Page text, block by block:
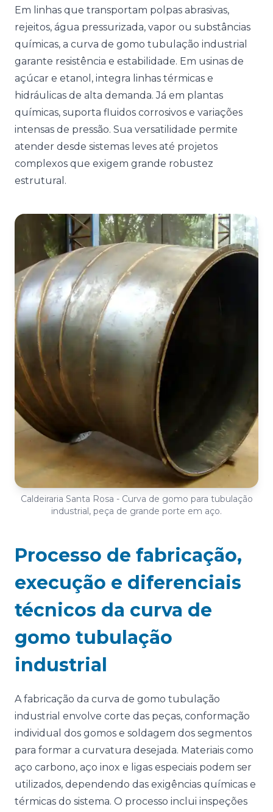
Em linhas que transportam polpas abrasivas,
rejeitos, água pressurizada, vapor ou substâncias
químicas, a curva de gomo tubulação industrial
garante resistência e estabilidade. Em usinas de
açúcar e etanol, integra linhas térmicas e
hidráulicas de alta demanda. Já em plantas
químicas, suporta fluidos corrosivos e variações
intensas de pressão. Sua versatilidade permite
atender desde sistemas leves até projetos
complexos que exigem grande robustez
estrutural.
Caldeiraria Santa Rosa - Curva de gomo para tubulação
industrial, peça de grande porte em aço.
Processo de fabricação,
execução e diferenciais
técnicos da curva de
gomo tubulação
industrial
A fabricação da curva de gomo tubulação
industrial envolve corte das peças, conformação
individual dos gomos e soldagem dos segmentos
para formar a curvatura desejada. Materiais como
aço carbono, aço inox e ligas especiais podem ser
utilizados, dependendo das exigências químicas e
térmicas do sistema. O processo inclui inspeções